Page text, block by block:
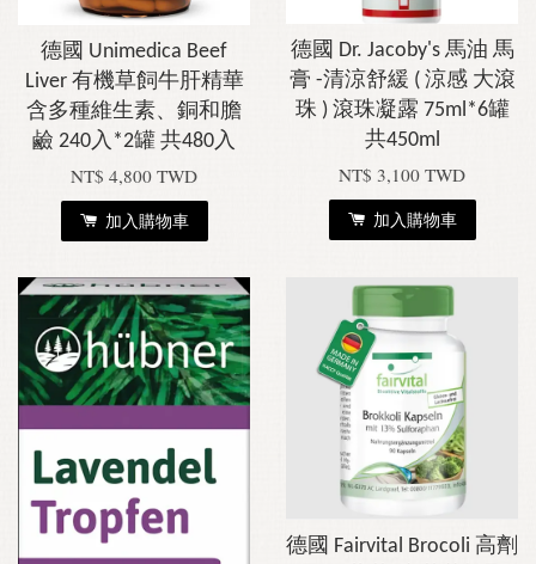
德國 Unimedica Beef
Liver 有機草飼牛肝精華
含多種維生素、銅和膽
鹼 240入*2罐 共480入
NT$ 4,800 TWD
加入購物車
德國 Dr. Jacoby's 馬油 馬
膏 -清涼舒緩 ( 涼感 大滾
珠 ) 滾珠凝露 75ml*6罐
共450ml
NT$ 3,100 TWD
加入購物車
德國 Fairvital Brocoli 高劑